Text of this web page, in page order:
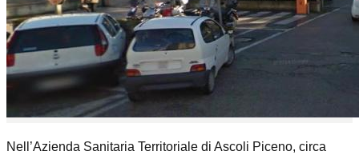
Nell’Azienda Sanitaria Territoriale di Ascoli Piceno, circa